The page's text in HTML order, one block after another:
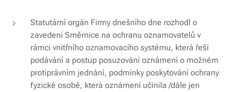
Statutární orgán Firmy dnešního dne rozhodl o
zavedení Směrnice na ochranu oznamovatelů v
rámci vnitřního oznamovacího systému, která řeší
podávání a postup posuzování oznámení o možném
protiprávním jednání, podmínky poskytování ochrany
fyzické osobě, která oznámení učinila /dále jen